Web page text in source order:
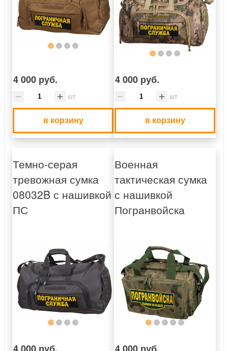
4 000 руб.
шт
в корзину
4 000 руб.
шт
в корзину
Темно-серая
тревожная сумка
08032B с нашивкой
ПС
Военная
тактическая сумка
с нашивкой
Погранвойска